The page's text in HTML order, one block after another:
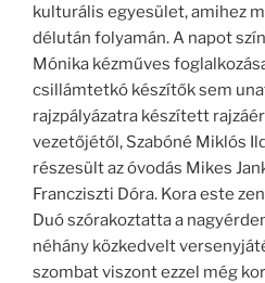
kulturális egyesület, amihez
délután folyamán. A napot
Mónika kézműves
csillámtetkó készítők sem
rajzpályázatra készített
vezetőjétől, Szabóné Miklós
részesült az óvodás Mikes
Francziszti Dóra. Kora este
Duó szórakoztatta a
néhány közkedvelt
szombat viszont ezzel még